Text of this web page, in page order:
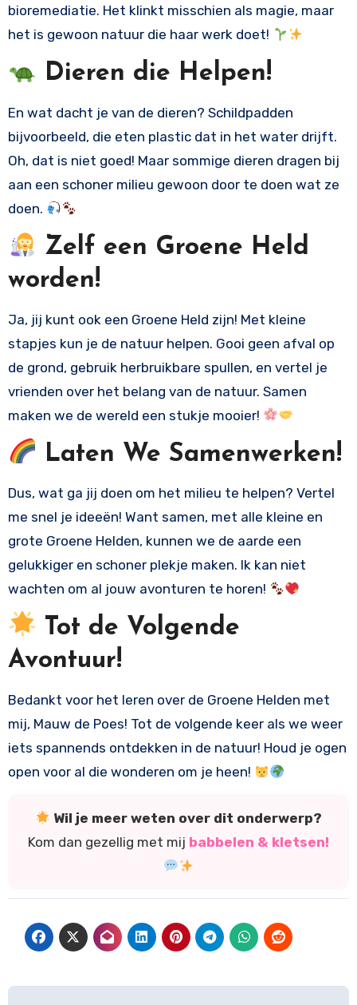
bioremediatie. Het klinkt misschien als magie, maar
het is gewoon natuur die haar werk doet!
Dieren die Helpen!
En wat dacht je van de dieren? Schildpadden
bijvoorbeeld, die eten plastic dat in het water drijft.
Oh, dat is niet goed! Maar sommige dieren dragen bij
aan een schoner milieu gewoon door te doen wat ze
doen.
Zelf een Groene Held
worden!
Ja, jij kunt ook een Groene Held zijn! Met kleine
stapjes kun je de natuur helpen. Gooi geen afval op
de grond, gebruik herbruikbare spullen, en vertel je
vrienden over het belang van de natuur. Samen
maken we de wereld een stukje mooier!
Laten We Samenwerken!
Dus, wat ga jij doen om het milieu te helpen? Vertel
me snel je ideeën! Want samen, met alle kleine en
grote Groene Helden, kunnen we de aarde een
gelukkiger en schoner plekje maken. Ik kan niet
wachten om al jouw avonturen te horen!
Tot de Volgende
Avontuur!
Bedankt voor het leren over de Groene Helden met
mij, Mauw de Poes! Tot de volgende keer als we weer
iets spannends ontdekken in de natuur! Houd je ogen
open voor al die wonderen om je heen!
Wil je meer weten over dit onderwerp?
Kom dan gezellig met mij babbelen & kletsen!